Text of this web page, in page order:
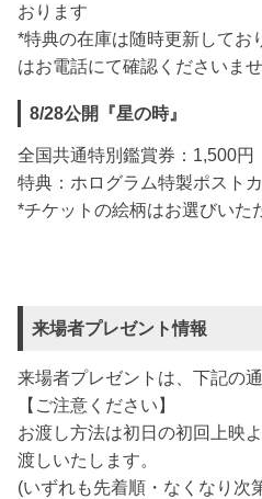
おります
*特典の在庫は随時更新してお
はお電話にて確認くださいませ
8/28公開『星の時』
全国共通特別鑑賞券：1,500円
特典：ホログラム特製ポスト
*チケットの絵柄はお選びいた
来場者プレゼント情報
来場者プレゼントは、下記の
【ご注意ください】
お渡し方法は初日の初回上映よ
渡しいたします。
(いずれも先着順・なくなり次